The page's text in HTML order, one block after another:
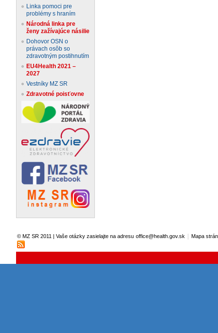
Linka pomoci pre
problémy s hraním
Národná linka pre
ženy zažívajúce násilie
Dohovor OSN o
právach osôb so
zdravotným postihnutím
EU4Health 2021 –
2027
Vestníky MZ SR
Zdravotné poisťovne
© MZ SR 2011 | Vaše otázky zasielajte na adresu office@health.gov.sk Mapa